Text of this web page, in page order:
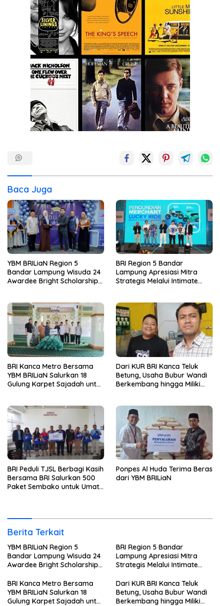
Baca Juga
YBM BRILiaN Region 5
Bandar Lampung Wisuda 24
Awardee Bright Scholarship
BRI Region 5 Bandar
Lampung Apresiasi Mitra
Strategis Melalui Intimate
Ride
BRI Kanca Metro Bersama
YBM BRILiaN Salurkan 18
Gulung Karpet Sajadah untuk
Dari KUR BRI Kanca Teluk
Betung, Usaha Bubur Wandi
Berkembang hingga Miliki
BRI Peduli TJSL Berbagi Kasih
Bersama BRI Salurkan 500
Paket Sembako untuk Umat
Ponpes Al Huda Terima Beras
dari YBM BRILiaN
Berita Terkait
YBM BRILiaN Region 5
Bandar Lampung Wisuda 24
Awardee Bright Scholarship
Profesional Berakhlak Mulia
BRI Region 5 Bandar
Lampung Apresiasi Mitra
Strategis Melalui Intimate
Pemenang Merchant Lucky
Ride
BRI Kanca Metro Bersama
YBM BRILiaN Salurkan 18
Gulung Karpet Sajadah untuk
Dari KUR BRI Kanca Teluk
Betung, Usaha Bubur Wandi
Berkembang hingga Miliki